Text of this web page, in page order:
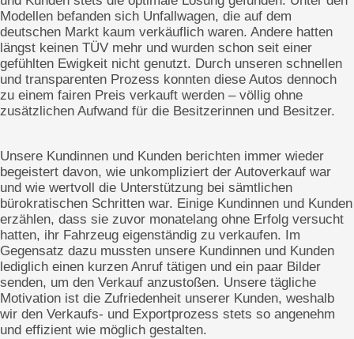
Modellen befanden sich Unfallwagen, die auf dem
deutschen Markt kaum verkäuflich waren. Andere hatten
längst keinen TÜV mehr und wurden schon seit einer
gefühlten Ewigkeit nicht genutzt. Durch unseren schnellen
und transparenten Prozess konnten diese Autos dennoch
zu einem fairen Preis verkauft werden – völlig ohne
zusätzlichen Aufwand für die Besitzerinnen und Besitzer.
Unsere Kundinnen und Kunden berichten immer wieder
begeistert davon, wie unkompliziert der Autoverkauf war
und wie wertvoll die Unterstützung bei sämtlichen
bürokratischen Schritten war. Einige Kundinnen und Kunden
erzählen, dass sie zuvor monatelang ohne Erfolg versucht
hatten, ihr Fahrzeug eigenständig zu verkaufen. Im
Gegensatz dazu mussten unsere Kundinnen und Kunden
lediglich einen kurzen Anruf tätigen und ein paar Bilder
senden, um den Verkauf anzustoßen. Unsere tägliche
Motivation ist die Zufriedenheit unserer Kunden, weshalb
wir den Verkaufs- und Exportprozess stets so angenehm
und effizient wie möglich gestalten.